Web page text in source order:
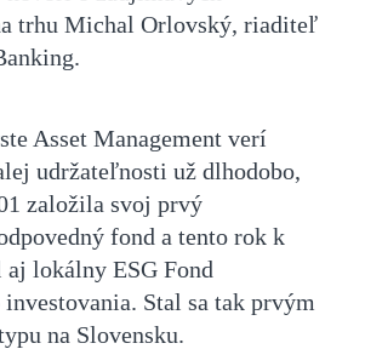
trhu Michal Orlovský, riaditeľ
Asset Management verí
udržateľnosti už dlhodobo,
založila svoj prvý
fond a tento rok k
lokálny ESG Fond
investovania. Stal sa tak prvým
na Slovensku.